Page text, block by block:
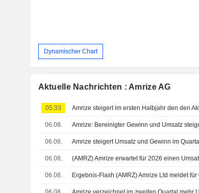
Dynamischer Chart
Aktuelle Nachrichten : Amrize AG
05:33
06.08.
06.08. Amrize steigert Umsatz und Gewinn im Quartal
06.08.
06.08.